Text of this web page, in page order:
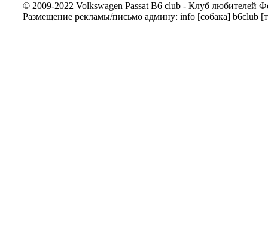
© 2009-2022 Volkswagen Passat B6 club - Клуб любителей
Размещение рекламы/письмо админу: info [собака] b6club